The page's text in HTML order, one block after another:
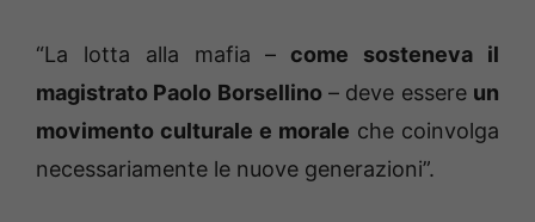
“La lotta alla mafia – come sosteneva il
magistrato Paolo Borsellino– deve essere un
movimento culturale e morale che coinvolga
necessariamente le nuove generazioni”.